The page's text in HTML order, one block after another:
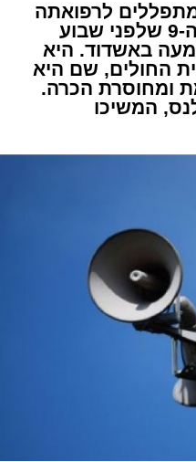
לרפואתה
של הילדה תמר חיה בת ה-9 שלפני שבוע
באשדוד. היא
החולים, שם היא
ומחוסרת הכרה.
המשיכו